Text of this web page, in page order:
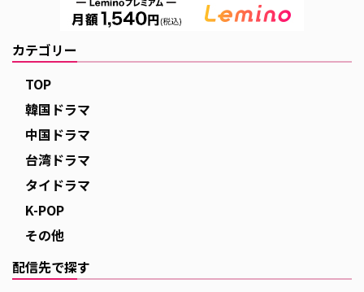
カテゴリー
TOP
韓国ドラマ
中国ドラマ
台湾ドラマ
タイドラマ
K-POP
その他
配信先で探す